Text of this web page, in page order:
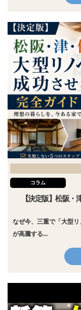
コラム
【決定版】松阪
なぜ今、三重で「大型
が高騰する...